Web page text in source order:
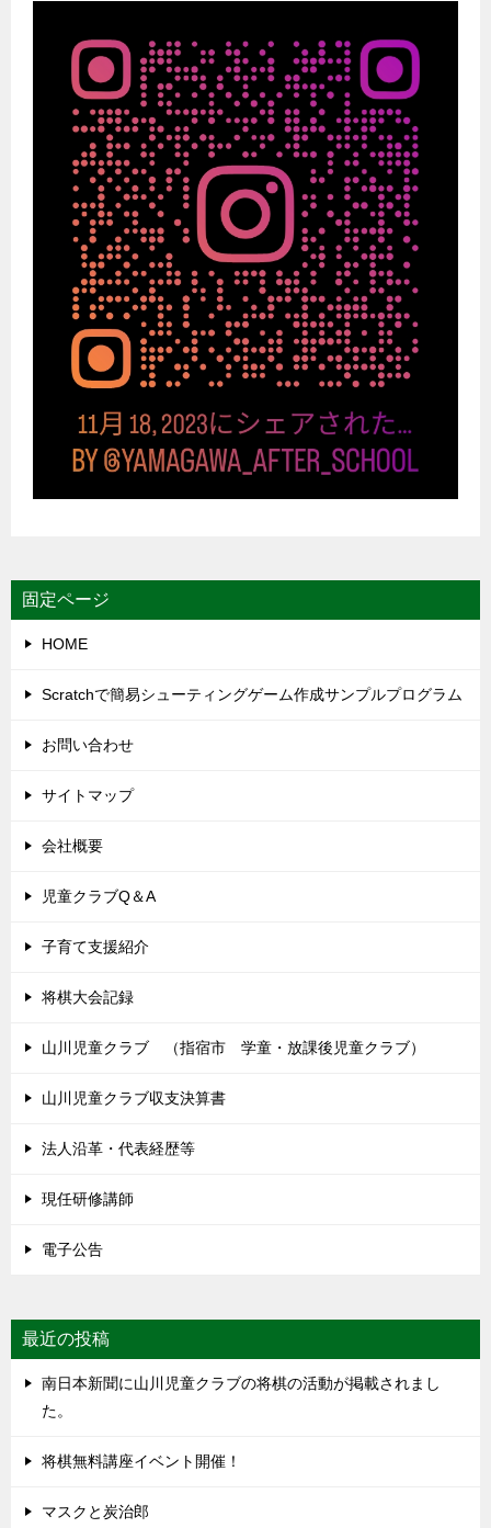
固定ページ
HOME
Scratchで簡易シューティングゲーム作成サンプルプログラム
お問い合わせ
サイトマップ
会社概要
児童クラブQ＆A
子育て支援紹介
将棋大会記録
山川児童クラブ （指宿市 学童・放課後児童クラブ）
山川児童クラブ収支決算書
法人沿革・代表経歴等
現任研修講師
電子公告
最近の投稿
南日本新聞に山川児童クラブの将棋の活動が掲載されまし
た。
将棋無料講座イベント開催！
マスクと炭治郎